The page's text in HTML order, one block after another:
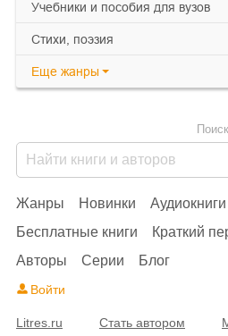
учебники и пособия для вузов
cтихи, поэзия
Еще жанры
Жанры Новинки Аудиокниги
Бесплатные книги
Краткий
Авторы
Серии Блог
Войти
Litres.ru Стать автором